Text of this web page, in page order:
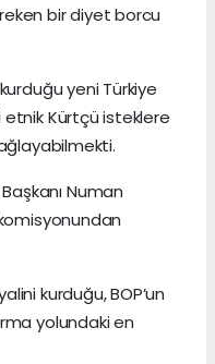
bir diyet borcu
yeni Türkiye
etnik Kürtçü isteklere
Numan
kurduğu, BOP’un
yolundaki en